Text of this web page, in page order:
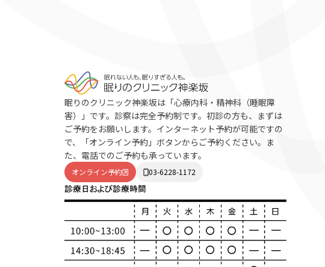
眠りのクリニック神楽坂は「心療内科・精神科（睡眠障
害）」です。診察は完全予約制です。初診の方も、まずは
ご予約をお願いします。インターネット予約が可能ですの
で、「オンライン予約」ボタンからご予約ください。ま
た、電話でのご予約も承っています。
オンライン予約 03-6228-1172